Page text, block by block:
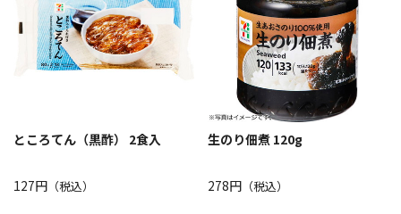
ところてん（黒酢） 2食入
127円 （税込）
生のり佃煮 120g
278円（税込）